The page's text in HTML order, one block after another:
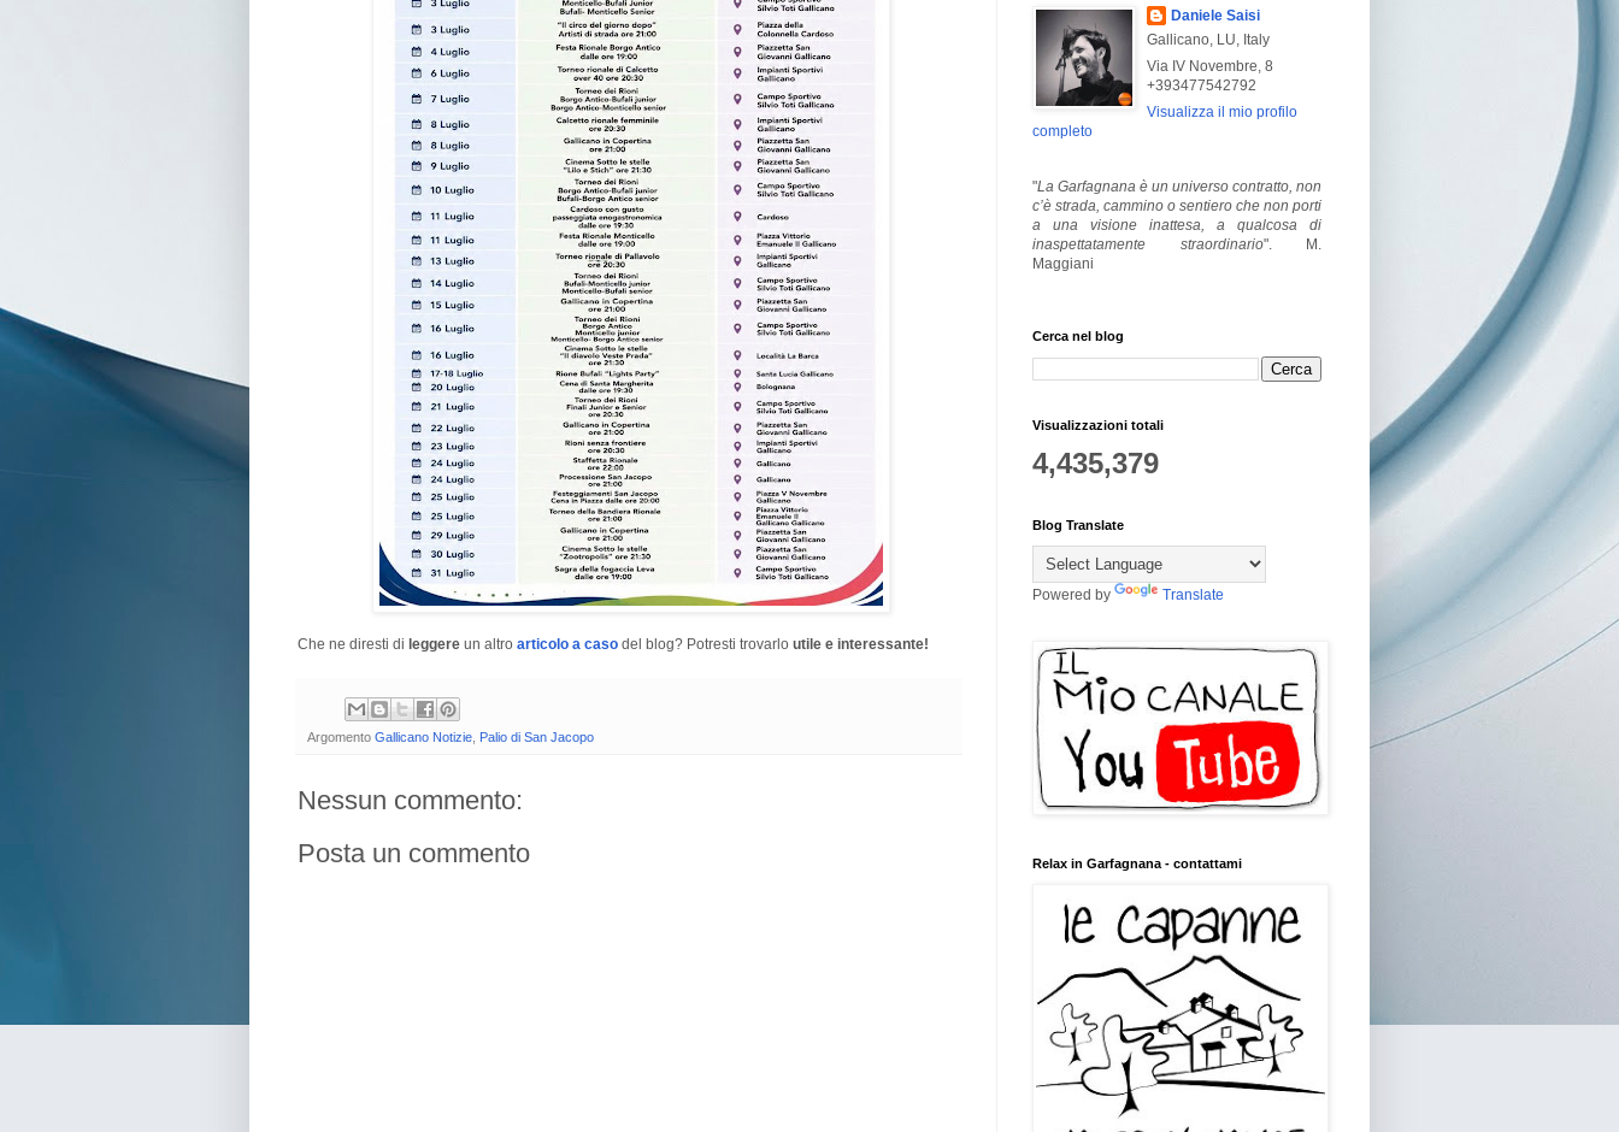
Che ne diresti di leggere un altro articolo a caso del blog? Potresti trovarlo utile e interessante!
Argomento Gallicano Notizie Palio di San Jacopo
Nessun commento:
Posta un commento
Daniele Saisi
Gallicano, LU, Italy
Via IV Novembre, 8
+393477542792
Visualizza il mio profilo
completo
"La Garfagnana è un universo contratto, non
c’è strada, cammino o sentiero che non porti
a una visione inattesa, a qualcosa di
inaspettatamente straordinario". M.
Maggiani
Cerca nel blog
Visualizzazioni totali
4,435,379
Blog Translate
Powered by Translate
Relax in Garfagnana - contattami